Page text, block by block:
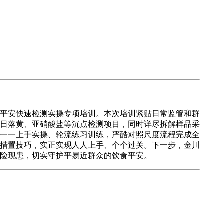
快速检测实操专项培训。本次培训紧贴日常监管和群
落黄、亚硝酸盐等沉点检测项目，同时详尽拆解样品采
一上手实操、轮流练习训练，严酷对照尺度流程完成全
技巧，实正实现人人上手、个个过关。下一步，金川
患，切实守护平易近群众的饮食平安。